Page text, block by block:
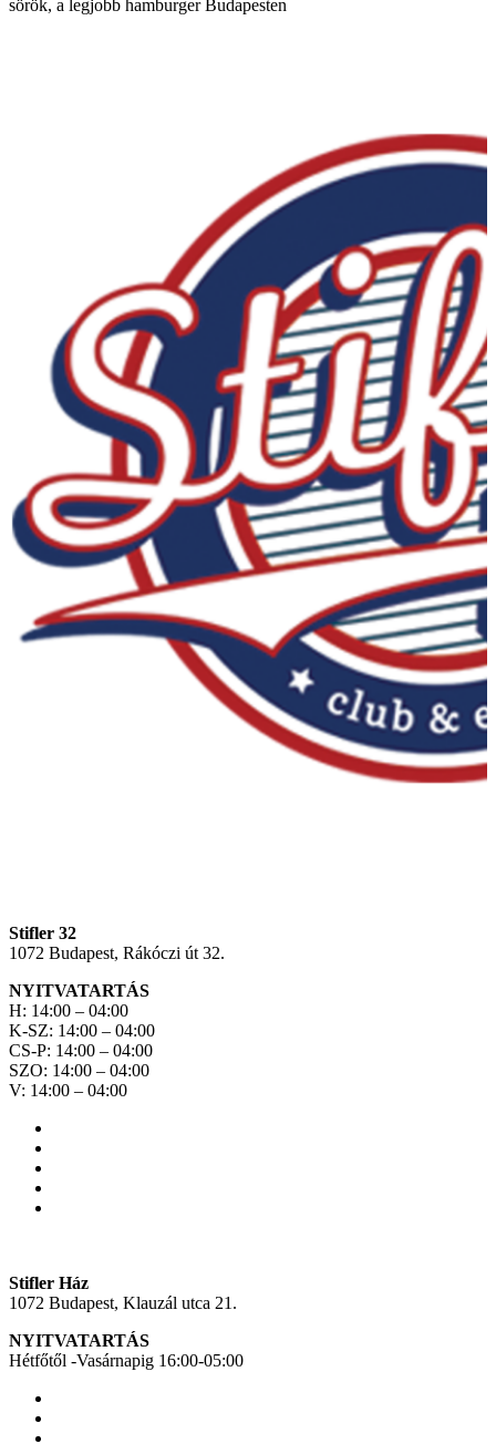
Stifler 32
1072 Budapest, Rákóczi út 32.
NYITVATARTÁS
H: 14:00 – 04:00
K-SZ: 14:00 – 04:00
CS-P: 14:00 – 04:00
SZO: 14:00 – 04:00
V: 14:00 – 04:00
Stifler Ház
1072 Budapest, Klauzál utca 21.
NYITVATARTÁS
Hétfőtől -Vasárnapig 16:00-05:00